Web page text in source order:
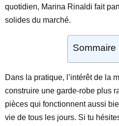
quotidien, Marina Rinaldi fait
solides du marché.
Sommaire
Dans la pratique, l’intérêt de la
construire une garde-robe plus
pièces qui fonctionnent aussi
vie de tous les jours. Si tu